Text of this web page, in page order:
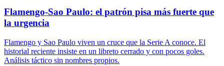
Flamengo-Sao Paulo: el patrón pisa más fuerte que
la urgencia
Flamengo y Sao Paulo viven un cruce que la Serie A conoce. El
historial reciente insiste en un libreto cerrado y con pocos goles.
Análisis táctico sin nombres propios.